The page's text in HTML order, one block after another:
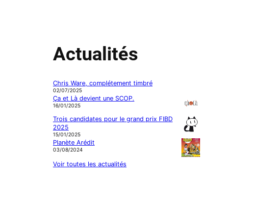
Actualités
Chris Ware, complétement timbré
02/07/2025
Ça et Là devient une SCOP.
16/01/2025
Trois candidates pour le grand prix FIBD
2025
15/01/2025
Planète Arédit
03/08/2024
Voir toutes les actualités